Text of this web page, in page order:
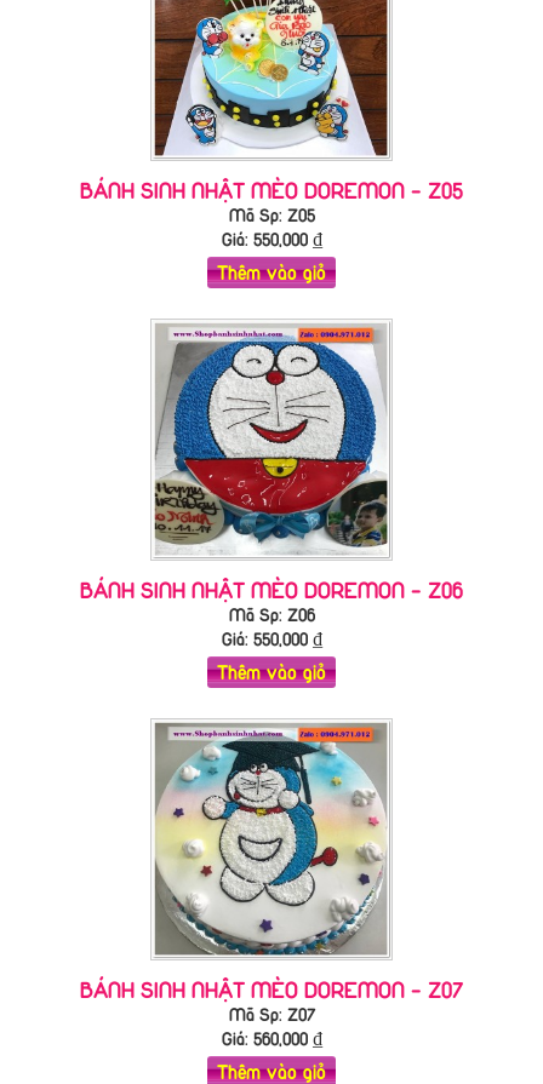
BÁNH SINH NHẬT MÈO DOREMON - Z05
Mã Sp: Z05
Giá: 550,000₫
Thêm vào giỏ
BÁNH SINH NHẬT MÈO DOREMON - Z06
Mã Sp: Z06
Giá: 550,000₫
Thêm vào giỏ
BÁNH SINH NHẬT MÈO DOREMON - Z07
Mã Sp: Z07
Giá: 560,000₫
Thêm vào giỏ